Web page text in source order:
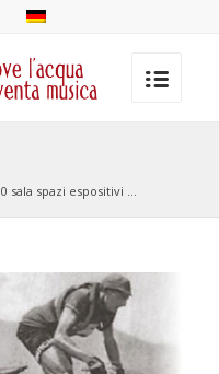
sala spazi espositivi ...